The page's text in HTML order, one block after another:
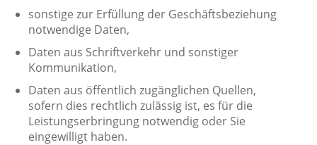
sonstige zur Erfüllung der Geschäftsbeziehung
notwendige Daten,
Daten aus Schriftverkehr und sonstiger
Kommunikation,
Daten aus öffentlich zugänglichen Quellen,
sofern dies rechtlich zulässig ist, es für die
Leistungserbringung notwendig oder Sie
eingewilligt haben.